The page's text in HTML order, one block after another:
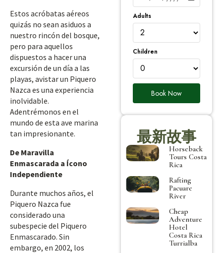
Estos acróbatas aéreos
quizás no sean asiduos a
nuestro rincón del bosque,
pero para aquellos
dispuestos a hacer una
excursión de un día a las
playas, avistar un Piquero
Nazca es una experiencia
inolvidable.
Adentrémonos en el
mundo de esta ave marina
tan impresionante.
De Maravilla
Enmascarada a Ícono
Independiente
Durante muchos años, el
Piquero Nazca fue
considerado una
subespecie del Piquero
Enmascarado. Sin
embargo, en 2002, los
Adults
Children
Book Now
最新故事
Horseback
Tours Costa
Rica
Rafting
Pacuare
River
Cheap
Adventure
Hotel
Costa Rica
Turrialba